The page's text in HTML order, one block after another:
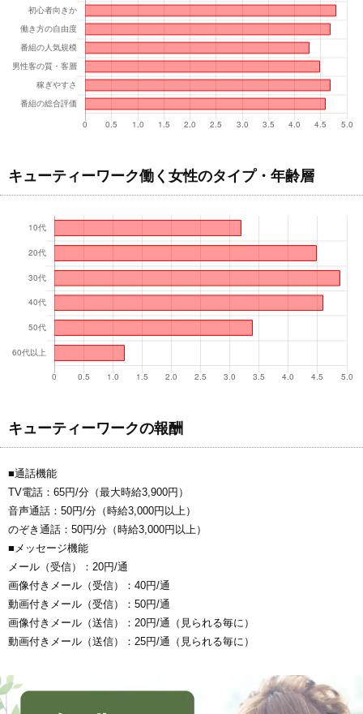
キューティーワーク働く女性のタイプ・年齢層
キューティーワークの報酬
■通話機能
TV電話：65円/分（最大時給3,900円）
音声通話：50円/分（時給3,000円以上）
のぞき通話：50円/分（時給3,000円以上）
■メッセージ機能
メール（受信）：20円/通
画像付きメール（受信）：40円/通
動画付きメール（受信）：50円/通
画像付きメール（送信）：20円/通（見られる毎に）
動画付きメール（送信）：25円/通（見られる毎に）